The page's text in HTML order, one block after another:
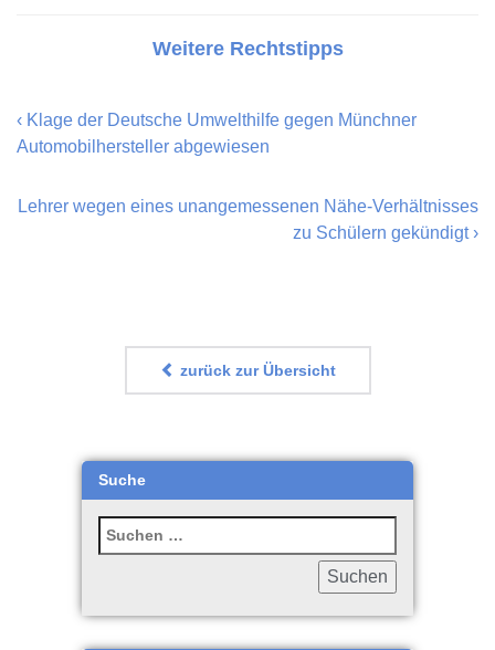
Weitere Rechtstipps
‹ Klage der Deutsche Umwelthilfe gegen Münchner
Automobilhersteller abgewiesen
Lehrer wegen eines unangemessenen Nähe-Verhältnisses
zu Schülern gekündigt›
zurück zur Übersicht
Suche